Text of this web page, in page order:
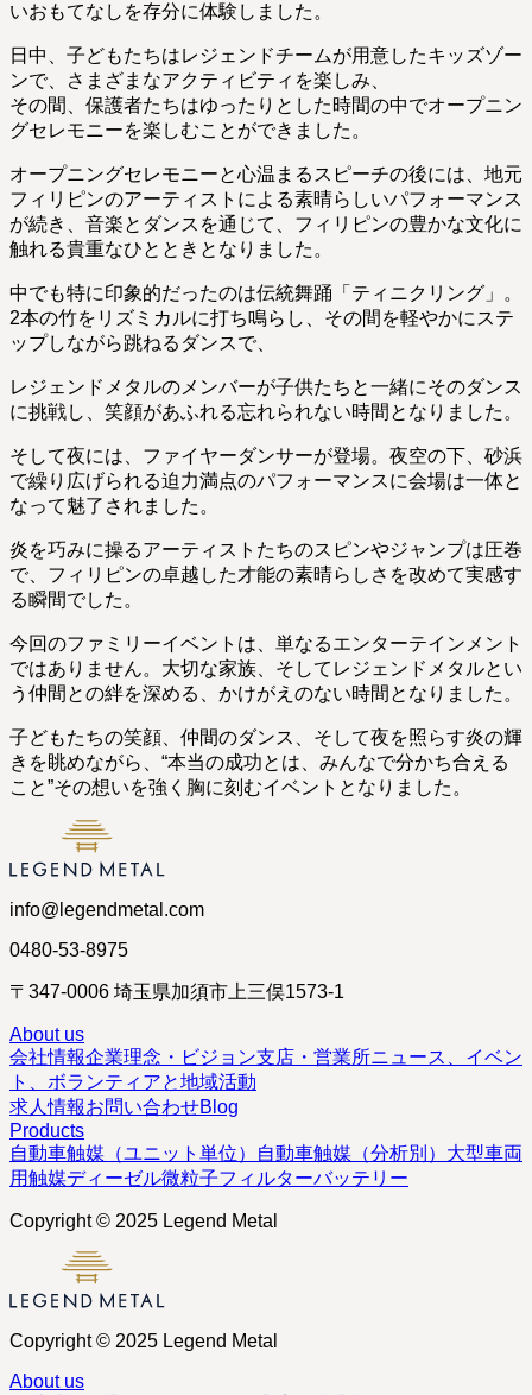
いおもてなしを存分に体験しました。
日中、子どもたちはレジェンドチームが用意したキッズゾー
ンで、さまざまなアクティビティを楽しみ、
その間、保護者たちはゆったりとした時間の中でオープニン
グセレモニーを楽しむことができました。
オープニングセレモニーと心温まるスピーチの後には、地元
フィリピンのアーティストによる素晴らしいパフォーマンス
が続き、音楽とダンスを通じて、フィリピンの豊かな文化に
触れる貴重なひとときとなりました。
中でも特に印象的だったのは伝統舞踊「ティニクリング」。
2本の竹をリズミカルに打ち鳴らし、その間を軽やかにステ
ップしながら跳ねるダンスで、
レジェンドメタルのメンバーが子供たちと一緒にそのダンス
に挑戦し、笑顔があふれる忘れられない時間となりました。
そして夜には、ファイヤーダンサーが登場。夜空の下、砂浜
で繰り広げられる迫力満点のパフォーマンスに会場は一体と
なって魅了されました。
炎を巧みに操るアーティストたちのスピンやジャンプは圧巻
で、フィリピンの卓越した才能の素晴らしさを改めて実感す
る瞬間でした。
今回のファミリーイベントは、単なるエンターテインメント
ではありません。大切な家族、そしてレジェンドメタルとい
う仲間との絆を深める、かけがえのない時間となりました。
子どもたちの笑顔、仲間のダンス、そして夜を照らす炎の輝
きを眺めながら、“本当の成功とは、みんなで分かち合える
こと”その想いを強く胸に刻むイベントとなりました。
info@legendmetal.com
0480-53-8975
〒347-0006 埼玉県加須市上三俣1573-1
About us
会社情報企業理念・ビジョン支店・営業所ニュース、イベン
ト、ボランティアと地域活動
求人情報 お問い合わせBlog
Products
自動車触媒（ユニット単位）
自動車触媒（分析別） 大型車両
用触媒ディーゼル微粒子フィルターバッテリー
Copyright © 2025 Legend Metal
Copyright © 2025 Legend Metal
About us